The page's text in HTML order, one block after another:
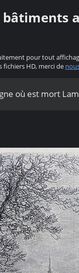
pour tout
fichiers HD, merci de
où est mort